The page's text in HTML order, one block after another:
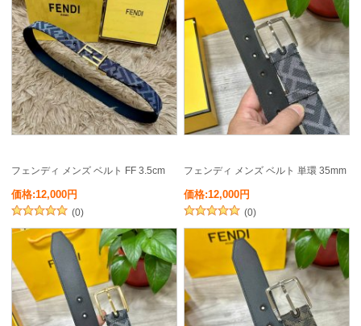
フェンディ メンズ ベルト FF 3.5cm
価格:12,000円
(0)
フェンディ メンズ ベルト 単環 35mm
価格:12,000円
(0)